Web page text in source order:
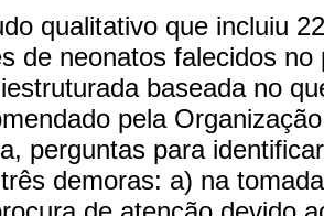
qualitativo que incluiu
de neonatos falecidos
baseada no
pela
perguntas para
demoras: a) na